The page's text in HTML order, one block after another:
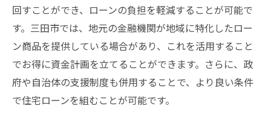
回すことができ、ローンの負担を軽減することが可能で
す。三田市では、地元の金融機関が地域に特化したロー
ン商品を提供している場合があり、これを活用すること
でお得に資金計画を立てることができます。さらに、政
府や自治体の支援制度も併用することで、より良い条件
で住宅ローンを組むことが可能です。